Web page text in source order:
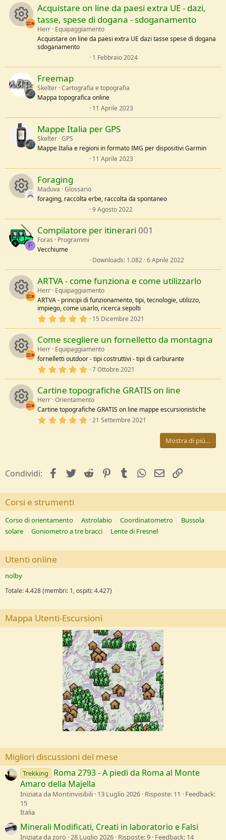
s
o
r
c
i
c
o
n
0
t
e
l
l
e
s
o
u
r
c
e
c
o
n
Acquistare on line da paesi extra UE - dazi,
tasse, spese di dogana - sdoganamento
Herr Equipaggiamento
Acquistare on line da paesi extra UE dazi tasse spese di dogana
sdoganamento
0
s
t
e
e
a
1 Febbraio 2024
Freemap
Skelter Cartografia e topografia
Mappa topografica online
0
0
s
e
e
a
11 Aprile 2023
Mappe Italia per GPS
Skelter GPS
Mappe Italia e regioni in formato IMG per dispositivi Garmin
0
s
t
e
e
/
a
11 Aprile 2023
R
e
s
o
u
c
e
i
c
Foraging
Maduva Glossario
foraging, raccolta erbe, raccolta da spontaneo
0
0
s
t
e
/
a
9 Agosto 2022
F
Compilatore per itinerari 001
Foras
Programmi
Vecchiume
0
0
s
t
e
l
l
/
a
Downloads 1.082 6 Aprile 2022
e
s
o
u
i
c
o
n
ARTVA - come funziona e come utilizzarlo
Herr Equipaggiamento
ARTVA - principi di funzionamento, tipi, tecnologie, utilizzo,
impiego, come usarlo, ricerca sepolti
5
0
s
t
e
l
e
/
a
15 Dicembre 2021
R
e
s
r
c
e
i
c
o
n
Come scegliere un fornelletto da montagna
Herr Equipaggiamento
fornelletti outdoor - tipi costruttivi - tipi di carburante
5
0
s
t
e
l
7 Ottobre 2021
s
u
r
c
e
i
c
o
Cartine topografiche GRATIS on line
Herr Orientamento
Cartine topografiche GRATIS on line mappe escursionistiche
5
l
l
21 Settembre 2021
Mostra di più…
Condividi: facebookTwitterReddit PinterestTumblrWhatsApp
e-mail
Corsi e strumenti
Corso di orientamento Astrolabio Coordinatometro
Bussola
solare
Goniometro a tre bracci Lente di Fresnel
Utenti online
nolby
Totale: 4.428 (membri: 1, ospiti: 4.427)
Mappa Utenti-Escursioni
Migliori discussioni del mese
Trekking
Roma 2793 - A piedi da Roma al Monte
Amaro della Majella
Iniziata da Montinvisibili 13 Luglio 2026 Risposte: 11
Feedback:
15
Italia
Minerali Modificati, Creati in laboratorio e Falsi
Iniziata da zoro 28 Luglio 2026 Risposte: 9 Feedback: 14